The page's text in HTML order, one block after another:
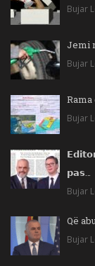
Bujar
Jemi
Bujar
Bujar
𝗽𝗮𝘀…
Bujar
Që
Bujar